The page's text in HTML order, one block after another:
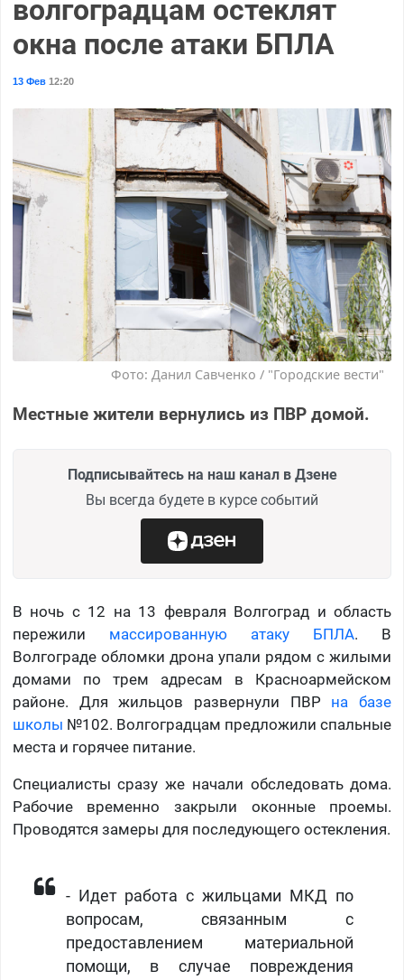
волгоградцам остеклят
окна после атаки БПЛА
13 Фев12:20
Фото: Данил Савченко / "Городские вести"
Местные жители вернулись из ПВР домой.
Подписывайтесь на наш канал в Дзене
Вы всегда будете в курсе событий
В ночь с 12 на 13 февраля Волгоград и область
пережили массированную атаку БПЛА. В
Волгограде обломки дрона упали рядом с жилыми
домами по трем адресам в Красноармейском
районе. Для жильцов развернули ПВР на базе
школы №102. Волгоградцам предложили спальные
места и горячее питание.
Специалисты сразу же начали обследовать дома.
Рабочие временно закрыли оконные проемы.
Проводятся замеры для последующего остекления.
- Идет работа с жильцами МКД по
вопросам, связанным с
предоставлением материальной
помощи, в случае повреждения